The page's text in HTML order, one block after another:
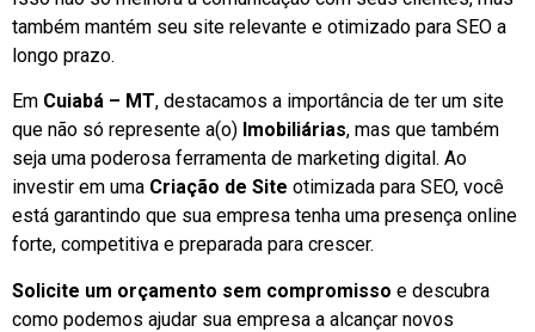
também mantém seu site relevante e otimizado para SEO a
longo prazo.
Em Cuiabá – MT, destacamos a importância de ter um site
que não só represente a(o) Imobiliárias, mas que também
seja uma poderosa ferramenta de marketing digital. Ao
investir em uma Criação de Site otimizada para SEO, você
está garantindo que sua empresa tenha uma presença online
forte, competitiva e preparada para crescer.
Solicite um orçamento sem compromisso e descubra
como podemos ajudar sua empresa a alcançar novos